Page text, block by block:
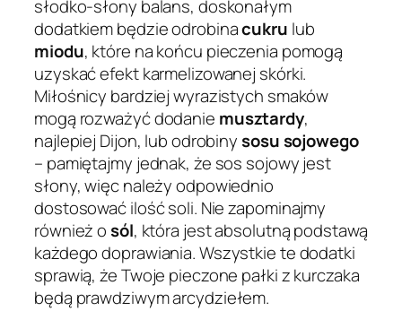
słodko-słony balans, doskonałym
dodatkiem będzie odrobinacukru lub
miodu, które na końcu pieczenia pomogą
uzyskać efekt karmelizowanej skórki.
Miłośnicy bardziej wyrazistych smaków
mogą rozważyć dodanie musztardy,
najlepiej Dijon, lub odrobinysosu sojowego
– pamiętajmy jednak, że sos sojowy jest
słony, więc należy odpowiednio
dostosować ilość soli. Nie zapominajmy
również osól, która jest absolutną podstawą
każdego doprawiania. Wszystkie te dodatki
sprawią, że Twoje pieczone pałki z kurczaka
będą prawdziwym arcydziełem.